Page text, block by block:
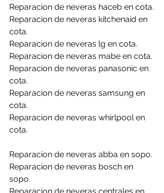
Reparacion de neveras haceb en cota.
Reparacion de neveras kitchenaid en
cota.
Reparacion de neveras lg en cota.
Reparacion de neveras mabe en cota.
Reparacion de neveras panasonic en
cota.
Reparacion de neveras samsung en
cota.
Reparacion de neveras whirlpool en
cota.
Reparacion de neveras abba en sopo.
Reparacion de neveras bosch en
sopo.